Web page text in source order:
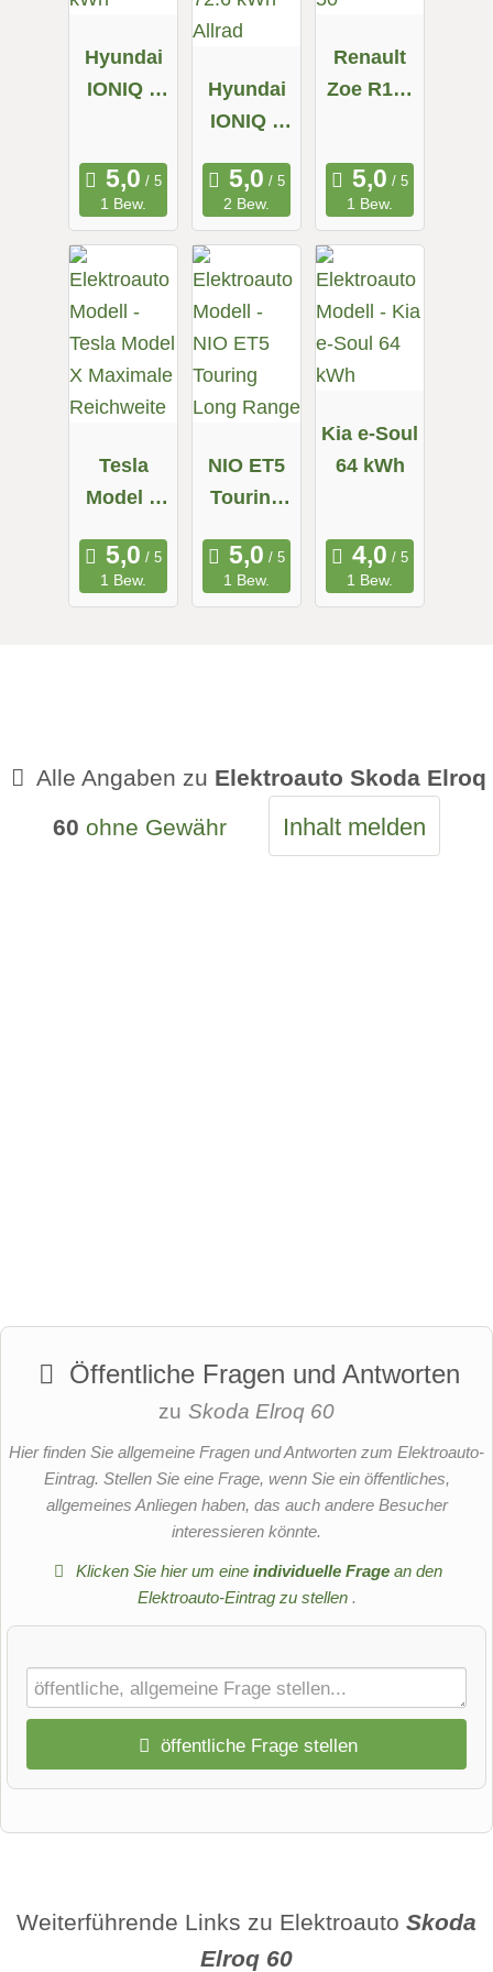
Hyundai
IONIQ 5
1 Bew.
Hyundai
IONIQ 5
Allrad
2 Bew.
Renault
Zoe R110
1 Bew.
Tesla
Model X
Reichweit
e
1 Bew.
NIO ET5
Touring
Range
1 Bew.
Kia e-Soul
64 kWh
1 Bew.
Alle Angaben zu Elektroauto Skoda Elroq
60 ohne Gewähr Inhalt melden
Öffentliche Fragen und Antworten
zu Skoda Elroq 60
Hier finden Sie allgemeine Fragen und Antworten zum Elektroauto-
Eintrag. Stellen Sie eine Frage, wenn Sie ein öffentliches,
allgemeines Anliegen haben, das auch andere Besucher
interessieren könnte.
Klicken Sie hier um eineindividuelle Frage an den
Elektroauto-Eintrag zu stellen .
öffentliche Frage stellen
Name
Weiterführende Links zu Elektroauto Skoda
Elroq 60